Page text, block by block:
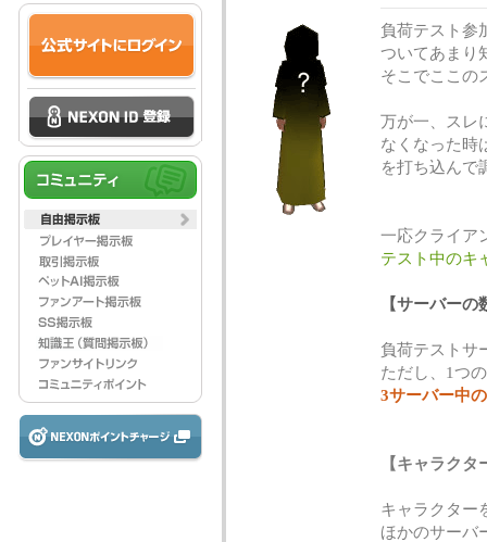
負荷テスト参
ついてあまり
そこでここの
万が一、スレ
なくなった時
を打ち込んで
一応クライア
テスト中のキ
【サーバーの
負荷テストサ
ただし、1つ
3サーバー中
【キャラク
キャラクター
ほかのサーバ